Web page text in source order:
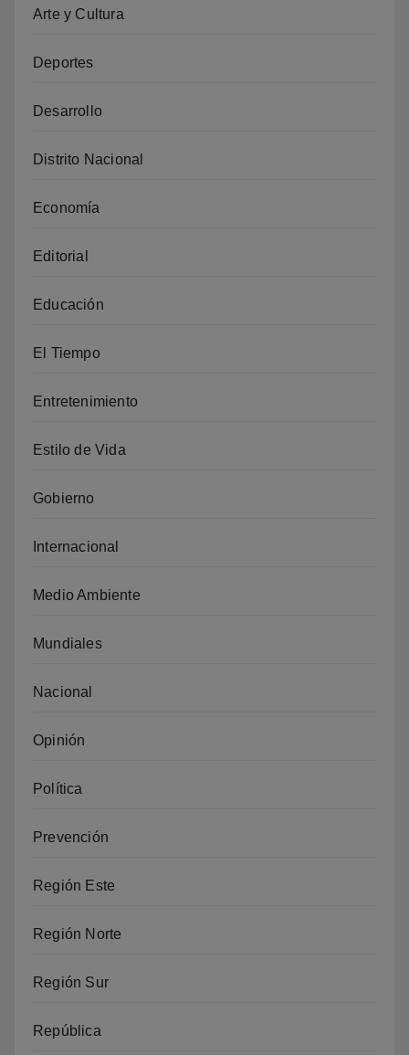
Arte y Cultura
Deportes
Desarrollo
Distrito Nacional
Economía
Editorial
Educación
El Tiempo
Entretenimiento
Estilo de Vida
Gobierno
Internacional
Medio Ambiente
Mundiales
Nacional
Opinión
Política
Prevención
Región Este
Región Norte
Región Sur
República